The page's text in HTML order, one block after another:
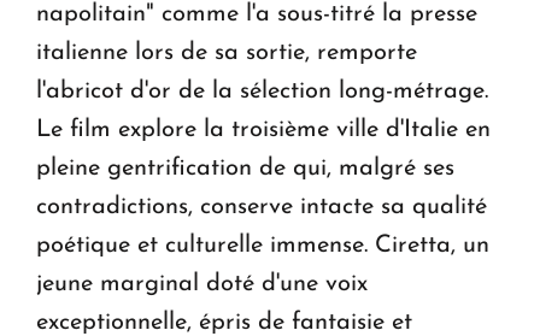
napolitain" comme l'a sous-titré la presse
italienne lors de sa sortie, remporte
l'abricot d'or de la sélection long-métrage.
Le film explore la troisième ville d'Italie en
pleine gentrification de qui, malgré ses
contradictions, conserve intacte sa qualité
poétique et culturelle immense. Ciretta, un
jeune marginal doté d'une voix
exceptionnelle, épris de fantaisie et